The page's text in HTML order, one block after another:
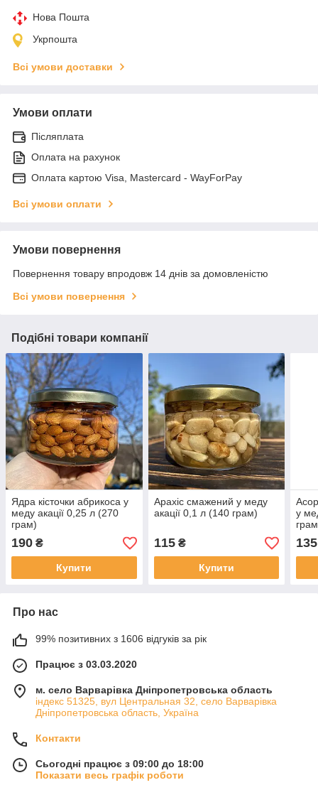
Нова Пошта
Укрпошта
Всі умови доставки
Умови оплати
Післяплата
Оплата на рахунок
Оплата картою Visa, Mastercard - WayForPay
Всі умови оплати
Умови повернення
Повернення товару впродовж 14 днів за домовленістю
Всі умови повернення
Подібні товари компанії
Ядра кісточки абрикоса у
меду акації 0,25 л (270
грам)
190 ₴
Купити
Арахіс смажений у меду
акації 0,1 л (140 грам)
115₴
Купити
у
135
Про нас
99% позитивних з 1606 відгуків за рік
Працює з 03.03.2020
м. село Варварівка Дніпропетровська область
індекс 51325, вул Центральная 32, село Варварівка
Дніпропетровська область, Україна
Контакти
Сьогодні працює з 09:00 до 18:00
Показати весь графік роботи